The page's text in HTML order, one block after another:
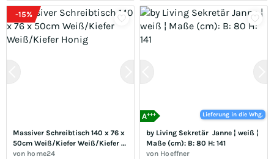
-15%
Massiver Schreibtisch 140 x 76 x
50cm Weiß/Kiefer Weiß/Kiefer
Honig
von home24
Lieferung in die Whg.
A+++
by Living Sekretär  Janne ¦ weiß ¦
Maße (cm): B: 80 H: 141
von Hoeffner